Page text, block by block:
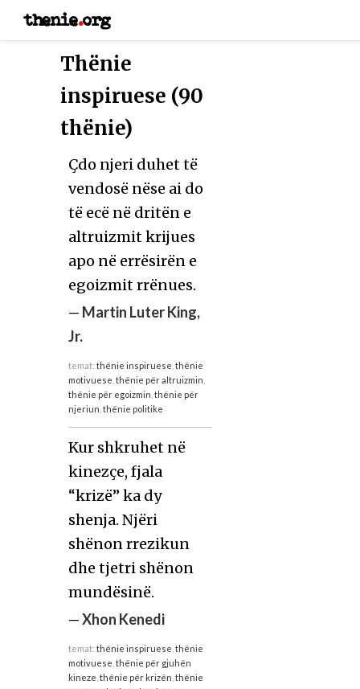
thenie.org
Thënie
inspiruese (90
thënie)
Çdo njeri duhet të
vendosë nëse ai do
të ecë në dritën e
altruizmit krijues
apo në errësirën e
egoizmit rrënues.
— Martin Luter King,
Jr.
temat: thënie inspiruese thënie
motivuese thënie për altruizmin
thënie për egoizmin thënie për
njeriun thënie politike
Kur shkruhet në
kinezçe, fjala
“krizë” ka dy
shenja. Njëri
shënon rrezikun
dhe tjetri shënon
mundësinë.
—Xhon Kenedi
temat: thënie inspiruese thënie
motivuese thënie për gjuhën
kineze thënie për krizën thënie